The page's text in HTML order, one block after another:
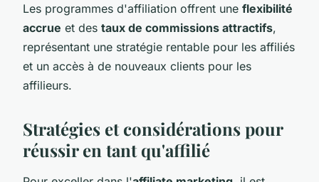
Les programmes d'affiliation offrent une flexibilité
accrue et des taux de commissions attractifs,
représentant une stratégie rentable pour les affiliés
et un accès à de nouveaux clients pour les
affilieurs.
Stratégies et considérations pour
réussir en tant qu'affilié